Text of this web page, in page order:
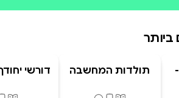
ביותר
תולדות המחשבה
דורשי